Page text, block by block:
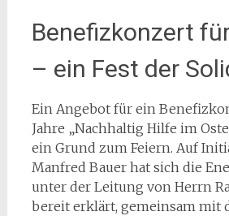
Benefizkonzert
– ein Fest der
Ein Angebot für ein
Jahre „Nachhaltig Hilfe im
ein Grund zum Feiern. Auf
Manfred Bauer hat sich die
unter der Leitung von Herrn
bereit erklärt, gemeinsam mit